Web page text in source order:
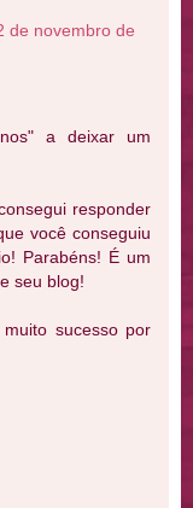
de novembro de
a deixar um
responder
você conseguiu
Parabéns! É um
seu blog!
sucesso por